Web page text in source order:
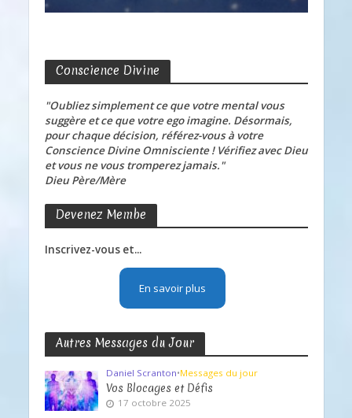
Conscience Divine
"Oubliez simplement ce que votre mental vous
suggère et ce que votre ego imagine. Désormais,
pour chaque décision, référez-vous à votre
Conscience Divine Omnisciente ! Vérifiez avec Dieu
et vous ne vous tromperez jamais."
Dieu Père/Mère
Devenez Membe
Inscrivez-vous et...
En savoir plus
Autres Messages du Jour
Daniel Scranton•Messages du jour
Vos Blocages et Défis
17 octobre 2025